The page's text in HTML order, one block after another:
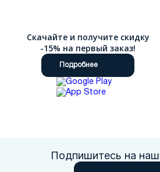
Скачайте и получите скидку
-15% на первый заказ!
Подробнее
Подпишитесь на